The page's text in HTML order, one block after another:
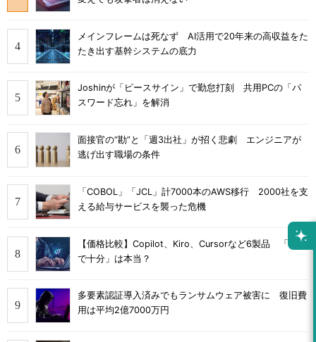
メインフレームは死なず AI活用で20年来の高収益をた
たき出す基幹システムの底力
Joshinが「ピースサイン」で勤怠打刻 共用PCの「パ
スワード忘れ」を解消
面接官の“勘”と「週3出社」が招く悲劇 エンジニアが
逃げ出す職場の条件
「COBOL」「JCL」計7000本のAWS移行 2000社を支
える給与サービスを襲った危機
【価格比較】Copilot、Kiro、Cursorなど6製品 「無料
で十分」は本当？
多要素認証導入済みでもランサムウェア被害に 復旧費
用は平均2億7000万円